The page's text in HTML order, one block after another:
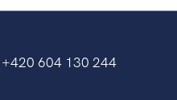
+420 604 130 244